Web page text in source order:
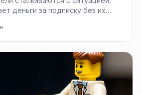
деньги за подписку без их